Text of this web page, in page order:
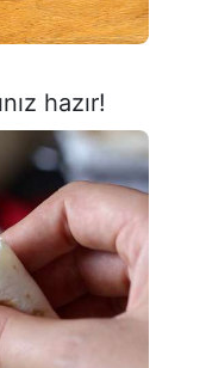
hazır!